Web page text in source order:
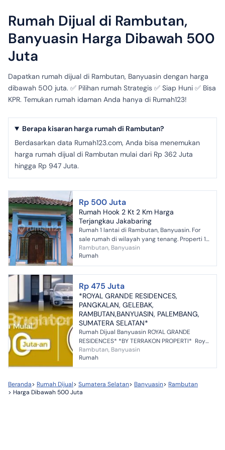
Rumah Dijual di Rambutan,
Banyuasin Harga Dibawah 500
Juta
Dapatkan rumah dijual di Rambutan, Banyuasin dengan harga
dibawah 500 juta. ✅ Pilihan rumah Strategis ✅ Siap Huni ✅ Bisa
KPR. Temukan rumah idaman Anda hanya di Rumah123!
Berapa kisaran harga rumah di Rambutan?
Berdasarkan data Rumah123.com, Anda bisa menemukan
harga rumah dijual di Rambutan mulai dari Rp 362 Juta
hingga Rp 947 Juta.
Rp 500 Juta
Rumah Hook 2 Kt 2 Km Harga
Terjangkau Jakabaring
Rumah 1 lantai di Rambutan, Banyuasin. For
sale rumah di wilayah yang tenang. Properti 1
lantai ini berada di lingkungan yang mudah
Rambutan, Banyuasin
Rumah
Rp 475 Juta
*ROYAL GRANDE RESIDENCES,
PANGKALAN, GELEBAK,
RAMBUTAN,BANYUASIN, PALEMBANG,
SUMATERA SELATAN*
Rumah Dijual Banyuasin ROYAL GRANDE
RESIDENCES* *BY TERRAKON PROPERTI* Royal
Grande adalah perumahan berkonsep
Scandinavian elegan dan modern p...
Rambutan, Banyuasin
Rumah
Beranda> Rumah Dijual> Sumatera Selatan> Banyuasin> Rambutan
> Harga Dibawah 500 Juta